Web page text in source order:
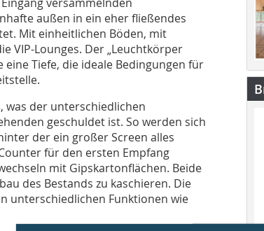
außen in ein eher fließendes
Mit einheitlichen Böden, mit
VIP-Lounges. Der „Leuchtkörper
eine Tiefe, die ideale Bedingungen für
was der unterschiedlichen
geschuldet ist. So werden sich
der ein großer Screen alles
für den ersten Empfang
mit Gipskartonflächen. Beide
des Bestands zu kaschieren. Die
unterschiedlichen Funktionen wie
DBZ Newsletter
Dieser Beitrag hat Ihr Interesse geweckt?
bleiben Sie auf dem Laufenden und melden
unserem kostenlosen wöchentlichen
» Relevante Architekturprojekte